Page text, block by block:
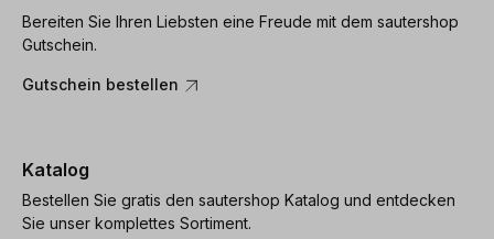
Bereiten Sie Ihren Liebsten eine Freude mit dem sautershop
Gutschein.
Gutschein bestellen
Katalog
Bestellen Sie gratis den sautershop Katalog und entdecken
Sie unser komplettes Sortiment.